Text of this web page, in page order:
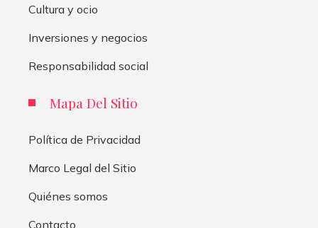
Cultura y ocio
Inversiones y negocios
Responsabilidad social
Mapa Del Sitio
Política de Privacidad
Marco Legal del Sitio
Quiénes somos
Contacto